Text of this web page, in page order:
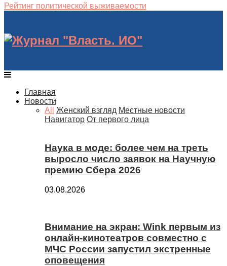
Рейтинг политической выживаемости
Главная
Новости
All
Женский взгляд Местные новости
Навигатор От первого лица
Наука в моде: более чем на треть
выросло число заявок на Научную
премию Сбера 2026
03.08.2026
Внимание на экран: Wink первым из
онлайн-кинотеатров совместно с
МЧС России запустил экстренные
оповещения